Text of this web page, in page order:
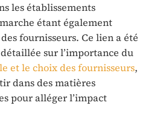
les établissements
étant également
fournisseurs. Ce lien a été
sur l’importance du
et le choix des fournisseurs,
dans des matières
pour alléger l’impact